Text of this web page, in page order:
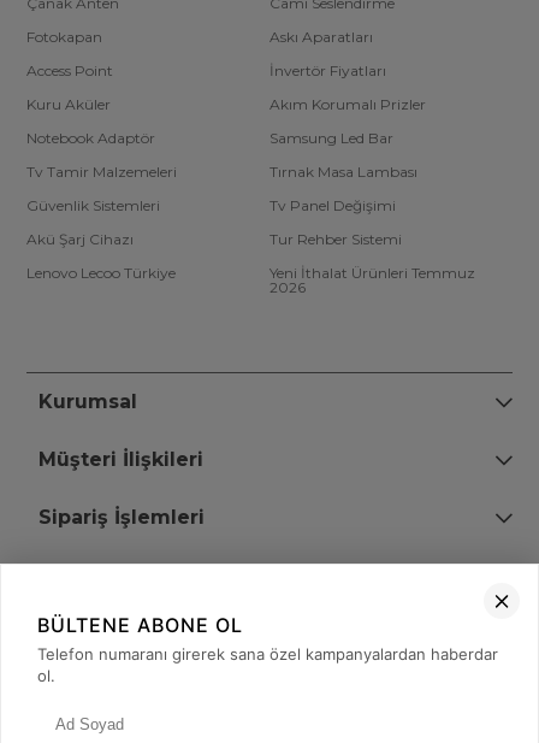
Fotokapan
Askı Aparatları
Access Point
İnvertör Fiyatları
Kuru Aküler
Akım Korumalı Prizler
Notebook Adaptör
Samsung Led Bar
Tv Tamir Malzemeleri
Tırnak Masa Lambası
Güvenlik Sistemleri
Tv Panel Değişimi
Akü Şarj Cihazı
Tur Rehber Sistemi
Lenovo Lecoo Türkiye
Yeni İthalat Ürünleri Temmuz
2026
Kurumsal
Müşteri İlişkileri
Sipariş İşlemleri
+90 (850) 473 08 08
BÜLTENE ABONE OL
Telefon numaranı girerek sana özel kampanyalardan haberdar
ol.